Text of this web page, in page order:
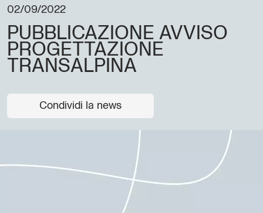
02/09/2022
PUBBLICAZIONE AVVISO
PROGETTAZIONE
TRANSALPINA
Condividi la news